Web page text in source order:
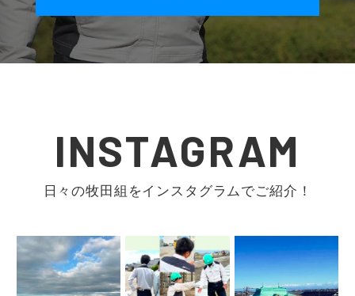
INSTAGRAM
日々の牧田組をインスタグラムでご紹介！